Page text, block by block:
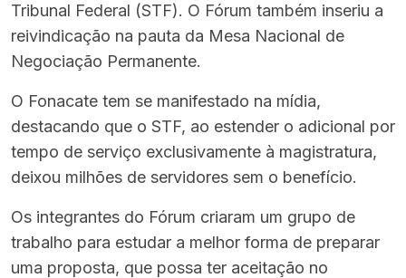
Tribunal Federal (STF). O Fórum também inseriu a
reivindicação na pauta da Mesa Nacional de
Negociação Permanente.
O Fonacate tem se manifestado na mídia,
destacando que o STF, ao estender o adicional por
tempo de serviço exclusivamente à magistratura,
deixou milhões de servidores sem o benefício.
Os integrantes do Fórum criaram um grupo de
trabalho para estudar a melhor forma de preparar
uma proposta, que possa ter aceitação no